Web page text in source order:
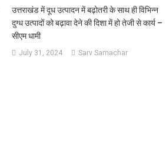
उत्तराखंड में दूध उत्पादन में बढ़ोतरी के साथ ही विभिन्न
दुग्ध उत्पादों को बढ़ावा देने की दिशा में हो तेजी से कार्य –
सीएम धामी
July 31, 2024 Sarv Samachar